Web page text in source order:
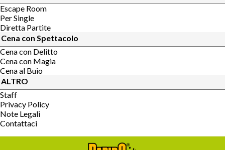
Escape Room
Per Single
Diretta Partite
Cena con Spettacolo
Cena con Delitto
Cena con Magia
Cena al Buio
ALTRO
Staff
Privacy Policy
Note Legali
Contattaci